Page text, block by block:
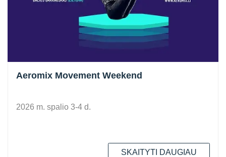
Aeromix Movement Weekend
2026 m. spalio 3-4 d.
SKAITYTI DAUGIAU